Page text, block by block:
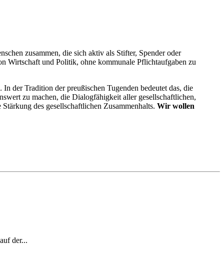
zusammen, die sich aktiv als Stifter, Spender oder
Wirtschaft und Politik, ohne kommunale Pflichtaufgaben zu
der Tradition der preußischen Tugenden bedeutet das, die
zu machen, die Dialogfähigkeit aller gesellschaftlichen,
des gesellschaftlichen Zusammenhalts. Wir wollen
der...